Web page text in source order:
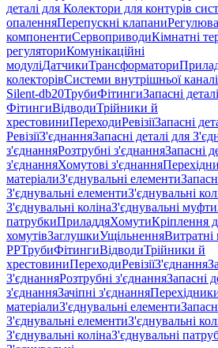
деталі для Колектори для контурів
опаленняПерепускні клапани
компонентиСервоприводиКімнатні
регуляториКомунікаційні
модуліДатчикиТрансформатори
колекторівСистеми внутрішньої
Silent-db20ТрубиФітингиЗапасні
ФітингиВідводиТрійники й
хрестовиниПереходиРевізіїЗапасні
РевізіїЗ'єднанняЗапасні деталі для
з'єднанняРозтрубні з'єднанняЗапасні
з'єднанняХомутові з'єднання
матеріалиЗ'єднувальні елементи
З'єднувальні елементиЗ'єднувальні
З'єднувальні колінаЗ'єднувальні муфти
патрубкиПриладдяХомутиКріплення
хомутівЗаглушкиУщільненняВитратні
PPТрубиФітингиВідводиТрійники й
хрестовиниПереходиРевізіїЗ'єднання
З'єднанняРозтрубні з'єднанняЗапасні
з'єднанняЗачіпні з'єднання
матеріалиЗ'єднувальні елементи
З'єднувальні елементиЗ'єднувальні
З'єднувальні колінаЗ'єднувальні